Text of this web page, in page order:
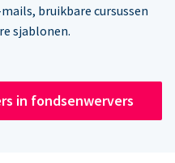
bruikbare cursussen
sjablonen.
in fondsenwervers